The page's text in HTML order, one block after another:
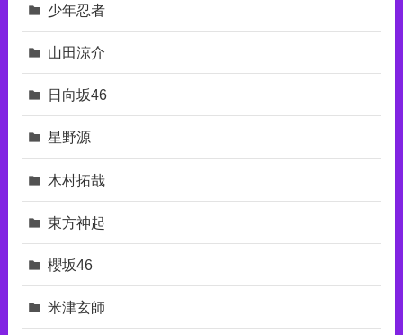
少年忍者
山田涼介
日向坂46
星野源
木村拓哉
東⽅神起
櫻坂46
米津玄師